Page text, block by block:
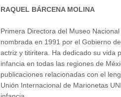
RAQUEL BÁRCENA MOLINA
Primera Directora del Museo
nombrada en 1991 por el Gobierno
actriz y titiritera. Ha dedicado su vida
infancia en todas las regiones de
publicaciones relacionadas con el
Unión Internacional de Marionetas